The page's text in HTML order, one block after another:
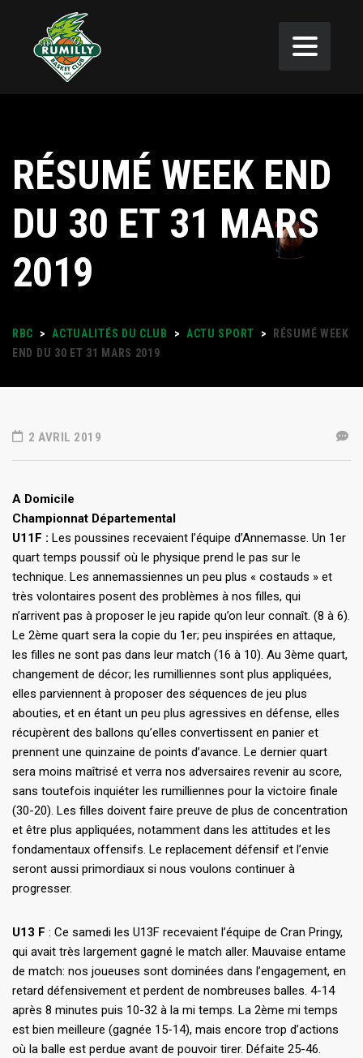
RÉSUMÉ WEEK END
DU 30 ET 31 MARS
2019
RBC > ACTUALITÉS DU CLUB > ACTU SPORT >
RÉSUMÉ WEEK
END DU 30 ET 31 MARS 2019
2 AVRIL 2019
A Domicile
Championnat Départemental
U11F : Les poussines recevaient l’équipe d’Annemasse. Un 1er
quart temps poussif où le physique prend le pas sur le
technique. Les annemassiennes un peu plus « costauds » et
très volontaires posent des problèmes à nos filles, qui
n’arrivent pas à proposer le jeu rapide qu’on leur connaît. (8 à 6).
Le 2ème quart sera la copie du 1er; peu inspirées en attaque,
les filles ne sont pas dans leur match (16 à 10). Au 3ème quart,
changement de décor; les rumilliennes sont plus appliquées,
elles parviennent à proposer des séquences de jeu plus
abouties, et en étant un peu plus agressives en défense, elles
récupèrent des ballons qu’elles convertissent en panier et
prennent une quinzaine de points d’avance. Le dernier quart
sera moins maîtrisé et verra nos adversaires revenir au score,
sans toutefois inquiéter les rumilliennes pour la victoire finale
(30-20). Les filles doivent faire preuve de plus de concentration
et être plus appliquées, notamment dans les attitudes et les
fondamentaux offensifs. Le replacement défensif et l’envie
seront aussi primordiaux si nous voulons continuer à
progresser.
U13 F : Ce samedi les U13F recevaient l’équipe de Cran Pringy,
qui avait très largement gagné le match aller. Mauvaise entame
de match: nos joueuses sont dominées dans l’engagement, en
retard défensivement et perdent de nombreuses balles. 4-14
après 8 minutes puis 10-32 à la mi temps. La 2ème mi temps
est bien meilleure (gagnée 15-14), mais encore trop d’actions
où la balle est perdue avant de pouvoir tirer. Défaite 25-46.